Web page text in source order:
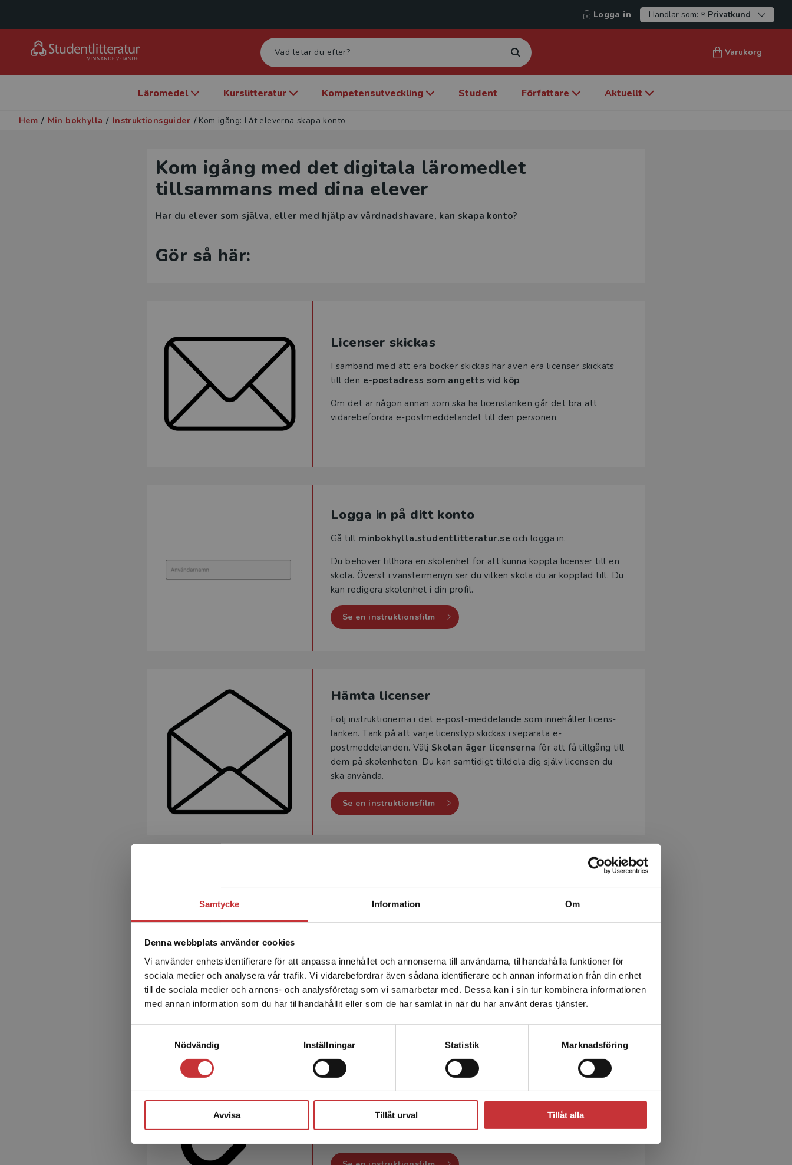
Samtycke Information Om
Denna webbplats använder cookies
Vi använder enhetsidentifierare för att anpassa innehållet och annonserna till användarna, tillhandahålla funktioner för
sociala medier och analysera vår trafik. Vi vidarebefordrar även sådana identifierare och annan information från din enhet
till de sociala medier och annons- och analysföretag som vi samarbetar med. Dessa kan i sin tur kombinera informationen
med annan information som du har tillhandahållit eller som de har samlat in när du har använt deras tjänster.
Nödvändig
Inställningar Statistik Marknadsföring
Avvisa Tillåt urval Tillåt alla
Begränsad fraktregion
Det verkar som att du besöker studentlitteratur.se via en
enhet utanför Sverige. Vi erbjuder inte leveranser utanför
Sverige. För att kunna slutföra ett köp måste
leveransadressen vara i Sverige.Läs mer
Logga in Handlar som: Privatkund
Varukorg
Läromedel Kurslitteratur Kompetensutveckling Student Författare Aktuellt
Hem / Min bokhylla / Instruktionsguider / Kom igång: Låt eleverna skapa konto
Kom igång med det digitala läromedlet
tillsammans med dina elever
Har du elever som själva, eller med hjälp av vårdnadshavare, kan skapa konto?
Gör så här:
Licenser skickas
I samband med att era böcker skickas har även era licenser skickats
till den e-postadress som angetts vid köp.
Om det är någon annan som ska ha licenslänken går det bra att
vidarebefordra e-postmeddelandet till den personen.
Logga in på ditt konto
Gå till minbokhylla.studentlitteratur.se och logga in.
Du behöver tillhöra en skolenhet för att kunna koppla licenser till en
skola. Överst i vänstermenyn ser du vilken skola du är kopplad till. Du
kan redigera skolenhet i din profil.
Se en instruktionsfilm
Hämta licenser
Följ instruktionerna i det e-post-meddelande som innehåller licens-
länken. Tänk på att varje licenstyp skickas i separata e-
postmeddelanden. Välj Skolan äger licenserna för att få tillgång till
dem på skolenheten. Du kan samtidigt tilldela dig själv licensen du
ska använda.
Se en instruktionsfilm
Grupper är centrala för att kunna hantera licenser och följa elever i
klassrum. VäljGrupperunder Administration för att skapa en grupp.
Se en instruktionsfilm
Skicka grupplänk till dina elever
Skicka grupplänken som du har kopierat till alla de elever som ska
ingå i din grupp. När eleverna klickar på länken får de logga in eller